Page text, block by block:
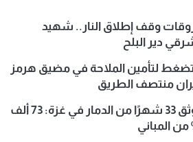
وقف إطلاق النار.. شهيد
دير البلح
لتأمين الملاحة في مضيق هرمز
منتصف الطريق
تحقيق إسرائيلي يوثق 33 شهرًا من الدمار في غزة: 73 ألف